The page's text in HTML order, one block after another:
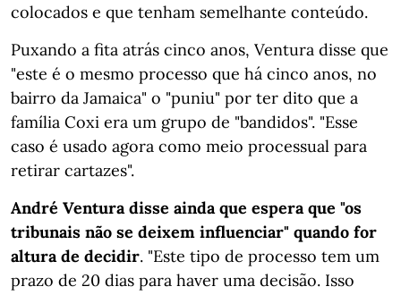
colocados e que tenham semelhante conteúdo.
Puxando a fita atrás cinco anos, Ventura disse que
"este é o mesmo processo que há cinco anos, no
bairro da Jamaica" o "puniu" por ter dito que a
família Coxi era um grupo de "bandidos". "Esse
caso é usado agora como meio processual para
retirar cartazes".
André Ventura disse ainda que espera que "os
tribunais não se deixem influenciar" quando for
altura de decidir. "Este tipo de processo tem um
prazo de 20 dias para haver uma decisão. Isso